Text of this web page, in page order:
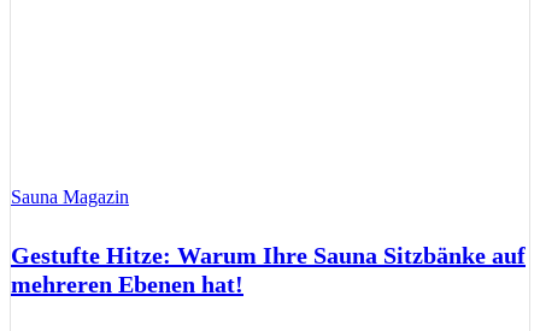
Sauna Magazin
Gestufte Hitze: Warum Ihre Sauna Sitzbänke auf
mehreren Ebenen hat!